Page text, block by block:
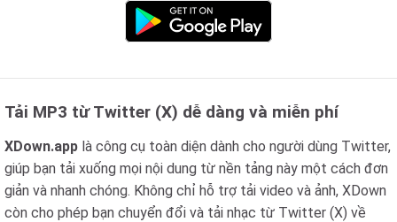
Tải MP3 từ Twitter (X) dễ dàng và miễn phí
XDown.app là công cụ toàn diện dành cho người dùng Twitter,
giúp bạn tải xuống mọi nội dung từ nền tảng này một cách đơn
giản và nhanh chóng. Không chỉ hỗ trợ tải video và ảnh, XDown
còn cho phép bạn chuyển đổi và tải nhạc từ Twitter (X) về